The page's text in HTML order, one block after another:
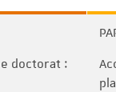
doctorat :